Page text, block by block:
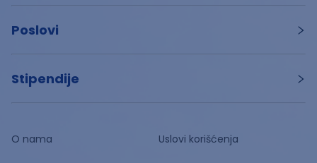
Poslovi
Stipendije
O nama Uslovi korišćenja